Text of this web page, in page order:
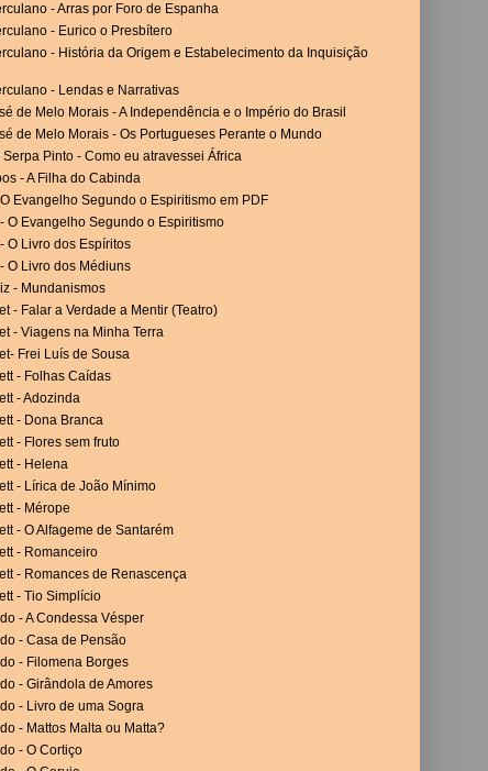
- Arras por Foro de Espanha
- Eurico o Presbítero
- História da Origem e Estabelecimento da Inquisição
- Lendas e Narrativas
de Melo Morais - A Independência e o Império do Brasil
de Melo Morais - Os Portugueses Perante o Mundo
Pinto - Como eu atravessei África
- A Filha do Cabinda
Evangelho Segundo o Espiritismo em PDF
O Evangelho Segundo o Espiritismo
O Livro dos Espíritos
O Livro dos Médiuns
- Mundanismos
- Falar a Verdade a Mentir (Teatro)
- Viagens na Minha Terra
Frei Luís de Sousa
- Folhas Caídas
- Adozinda
- Dona Branca
- Flores sem fruto
- Helena
- Lírica de João Mínimo
- Mérope
- O Alfageme de Santarém
- Romanceiro
- Romances de Renascença
- Tio Simplício
- A Condessa Vésper
- Casa de Pensão
- Filomena Borges
- Girândola de Amores
- Livro de uma Sogra
- Mattos Malta ou Matta?
- O Cortiço